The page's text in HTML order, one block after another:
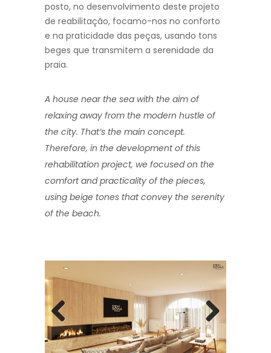
posto, no desenvolvimento deste projeto
de reabilitação, focamo-nos no conforto
e na praticidade das peças, usando tons
beges que transmitem a serenidade da
praia.
A house near the sea with the aim of
relaxing away from the modern hustle of
the city. That’s the main concept.
Therefore, in the development of this
rehabilitation project, we focused on the
comfort and practicality of the pieces,
using beige tones that convey the serenity
of the beach.
Previous Next